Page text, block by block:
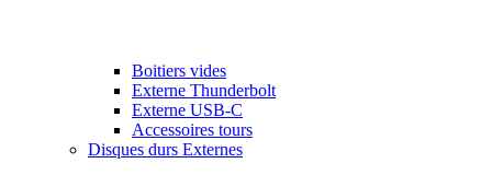
Boitiers vides
Externe Thunderbolt
Externe USB-C
Accessoires tours
Disques durs Externes